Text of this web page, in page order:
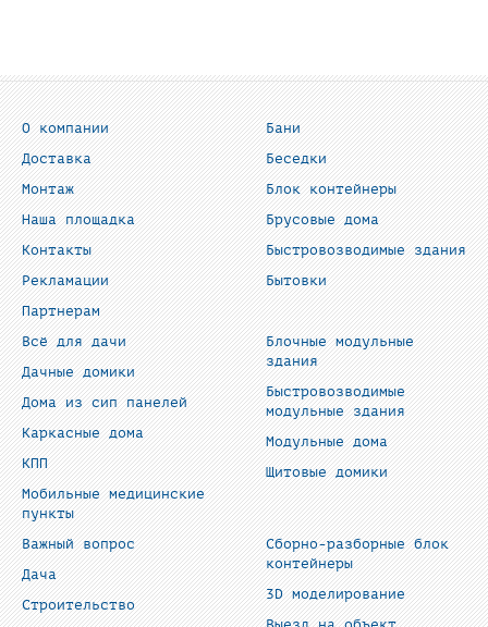
О компании
Доставка
Монтаж
Наша площадка
Контакты
Рекламации
Партнерам
Бани
Беседки
Блок контейнеры
Брусовые дома
Быстровозводимые здания
Бытовки
Всё для дачи
Дачные домики
Дома из сип панелей
Каркасные дома
КПП
Мобильные медицинские
пункты
Блочные модульные
здания
Быстровозводимые
модульные здания
Модульные дома
Щитовые домики
Важный вопрос
Дача
Строительство
Сборно-разборные блок
контейнеры
3D моделирование